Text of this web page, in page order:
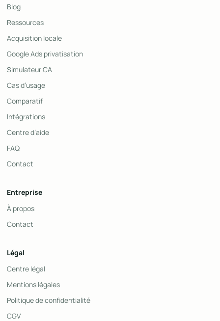
Blog
Ressources
Acquisition locale
Google Ads privatisation
Simulateur CA
Cas d’usage
Comparatif
Intégrations
Centre d’aide
FAQ
Contact
Entreprise
À propos
Contact
Légal
Centre légal
Mentions légales
Politique de confidentialité
CGV